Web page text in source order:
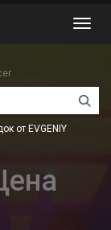
от EVGENIY